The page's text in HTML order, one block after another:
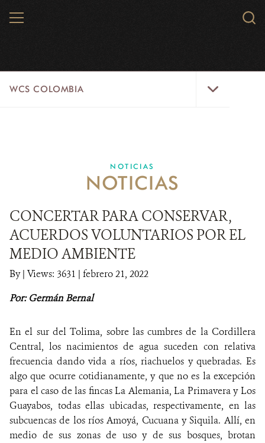
MENU
WCS COLOMBIA
EJES ESTRATÉGICOS
LÍNEAS DE ACCIÓN
MICROSITIOS
PUBLICACIONES
ALIADOS Y ALIANZAS
COBERTURA EN MEDIOS DE COMUNICACIÓN
INFORME ANUAL WCS
NOTICIAS
NOTICIAS
CONCERTAR PARA CONSERVAR,
ACUERDOS VOLUNTARIOS POR EL
MEDIO AMBIENTE
By| Views: 3631 | febrero 21, 2022
Por: Germán Bernal
En el sur del Tolima, sobre las cumbres de la Cordillera
Central, los nacimientos de agua suceden con relativa
frecuencia dando vida a ríos, riachuelos y quebradas. Es
algo que ocurre cotidianamente, y que no es la excepción
para el caso de las fincas La Alemania, La Primavera y Los
Guayabos, todas ellas ubicadas, respectivamente, en las
subcuencas de los ríos Amoyá, Cucuana y Siquila. Allí, en
medio de sus zonas de uso y de sus bosques, brotan